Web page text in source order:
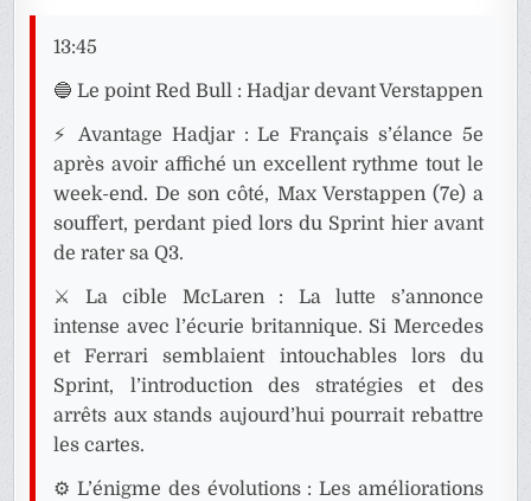
13:45
🔵 Le point Red Bull : Hadjar devant Verstappen
⚡ Avantage Hadjar : Le Français s’élance 5e
après avoir affiché un excellent rythme tout le
week-end. De son côté, Max Verstappen (7e) a
souffert, perdant pied lors du Sprint hier avant
de rater sa Q3.
⚔️ La cible McLaren : La lutte s’annonce
intense avec l’écurie britannique. Si Mercedes
et Ferrari semblaient intouchables lors du
Sprint, l’introduction des stratégies et des
arrêts aux stands aujourd’hui pourrait rebattre
les cartes.
⚙️ L’énigme des évolutions : Les améliorations